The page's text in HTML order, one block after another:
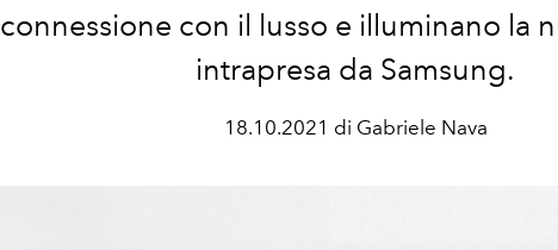
connessione con il lusso e illuminano la
intrapresa da Samsung.
18.10.2021 di Gabriele Nava